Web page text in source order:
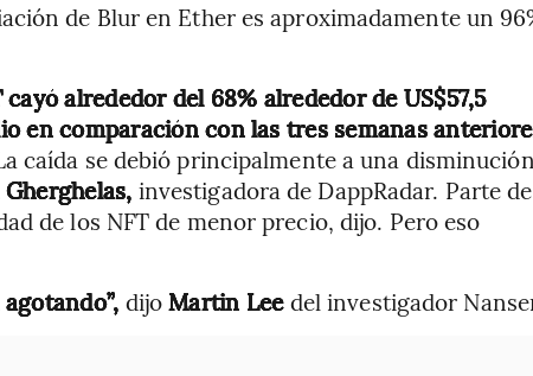
de Blur en Ether es aproximadamente un
alrededor del 68% alrededor de US$57,5
en comparación con las tres semanas
caída se debió principalmente a una
Gherghelas, investigadora de DappRadar. Parte
de los NFT de menor precio, dijo. Pero eso
dijoMartin Leedel investigador